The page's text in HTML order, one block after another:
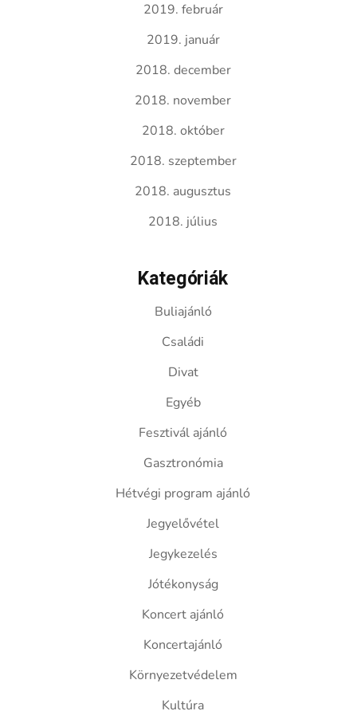
2019. február
2019. január
2018. december
2018. november
2018. október
2018. szeptember
2018. augusztus
2018. július
Kategóriák
Buliajánló
Családi
Divat
Egyéb
Fesztivál ajánló
Gasztronómia
Hétvégi program ajánló
Jegyelővétel
Jegykezelés
Jótékonyság
Koncert ajánló
Koncertajánló
Környezetvédelem
Kultúra